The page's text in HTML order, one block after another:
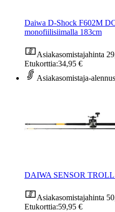
Daiwa D-Shock F602M
monofiilisiimalla 183cm
Asiakasomistajahinta
Etukorttia:34,95 €
Asiakasomistaja-alennus
DAIWA SENSOR
Asiakasomistajahinta
Etukorttia:59,95 €